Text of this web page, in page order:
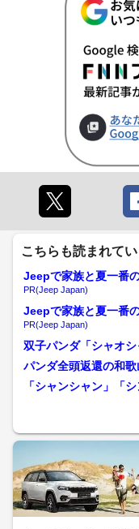
こちらも読まれて
Jeepで家族と夏一番
PR(Jeep Japan)
Jeepで家族と夏一番
PR(Jeep Japan)
双子パンダ「シャオ
着…姉「シャンシャン
パンダ全頭返還の和
どうなったのか…飼育
「シャンシャン」「